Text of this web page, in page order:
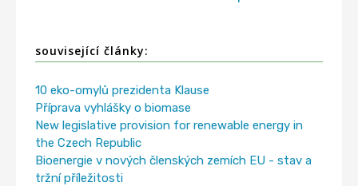
související články:
10 eko-omylů prezidenta Klause
Příprava vyhlášky o biomase
New legislative provision for renewable energy in
the Czech Republic
Bioenergie v nových členských zemích EU - stav a
tržní příležitosti